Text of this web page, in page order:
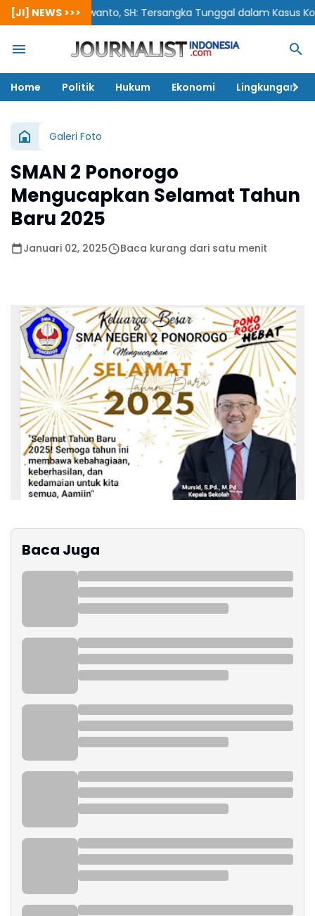
[JI] NEWS >>>
Siswanto, SH: Tersangka Tunggal dalam Kasus Korupsi
Home Politik Hukum Ekonomi Lingkungan
Galeri Foto
SMAN 2 Ponorogo
Mengucapkan Selamat Tahun
Baru 2025
Januari 02, 2025 Baca kurang dari satu menit
Baca Juga